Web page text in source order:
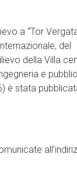
a “Tor
del
della Villa
e
è stata